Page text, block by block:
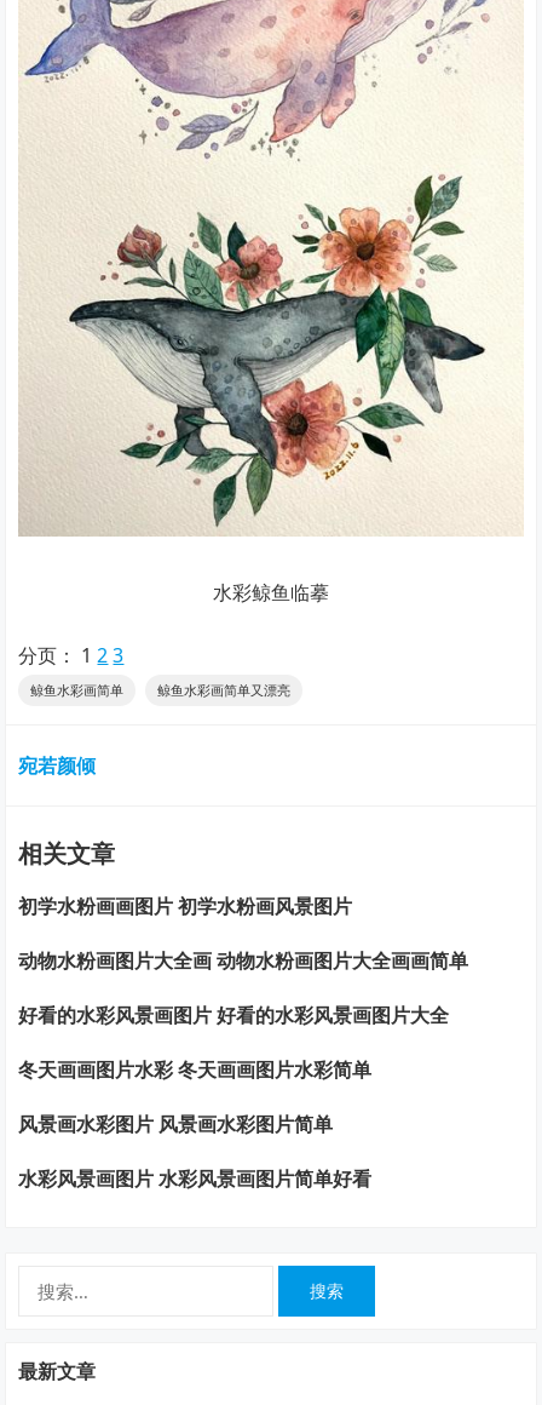
水彩鲸鱼临摹
分页： 1 2 3
鲸鱼水彩画简单 鲸鱼水彩画简单又漂亮
宛若颜倾
相关文章
初学水粉画画图片 初学水粉画风景图片
动物水粉画图片大全画 动物水粉画图片大全画画简单
好看的水彩风景画图片 好看的水彩风景画图片大全
冬天画画图片水彩 冬天画画图片水彩简单
风景画水彩图片 风景画水彩图片简单
水彩风景画图片 水彩风景画图片简单好看
最新文章